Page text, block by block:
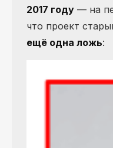
2017 году — на
что проект
ещё одна ложь: